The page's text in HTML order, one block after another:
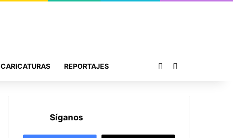
CARICATURAS REPORTAJES Publicación al azar
Síganos